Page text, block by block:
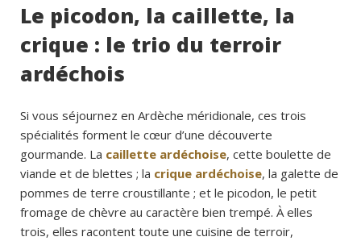
Le picodon, la caillette, la
crique : le trio du terroir
ardéchois
Si vous séjournez en Ardèche méridionale, ces trois
spécialités forment le cœur d’une découverte
gourmande. La caillette ardéchoise, cette boulette de
viande et de blettes ; la crique ardéchoise, la galette de
pommes de terre croustillante ; et le picodon, le petit
fromage de chèvre au caractère bien trempé. À elles
trois, elles racontent toute une cuisine de terroir,